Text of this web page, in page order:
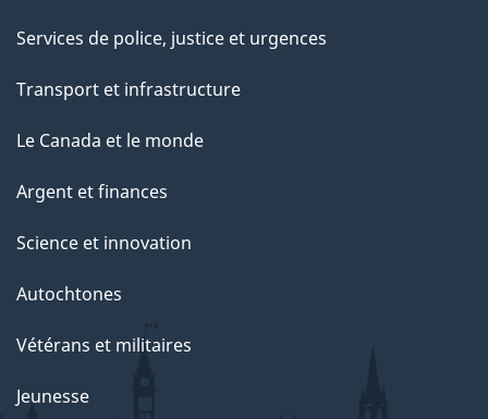
Services de police, justice et urgences
Transport et infrastructure
Le Canada et le monde
Argent et finances
Science et innovation
Autochtones
Vétérans et militaires
Jeunesse